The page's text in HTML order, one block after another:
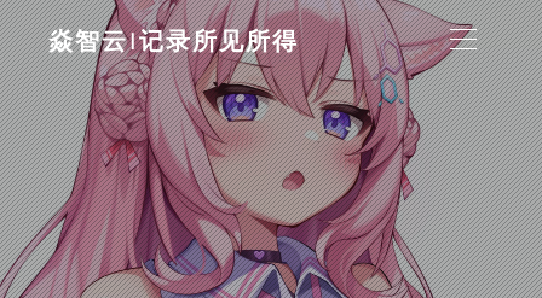
焱智云|记录所见所得